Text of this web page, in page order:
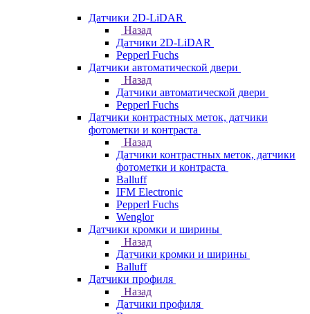
Датчики 2D-LiDAR
Назад
Датчики 2D-LiDAR
Pepperl Fuchs
Датчики автоматической двери
Назад
Датчики автоматической двери
Pepperl Fuchs
Датчики контрастных меток, датчики
фотометки и контраста
Назад
Датчики контрастных меток, датчики
фотометки и контраста
Balluff
IFM Electronic
Pepperl Fuchs
Wenglor
Датчики кромки и ширины
Назад
Датчики кромки и ширины
Balluff
Датчики профиля
Назад
Датчики профиля